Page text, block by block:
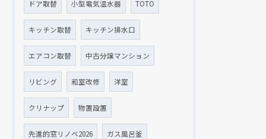
ドア取替 小型電気温水器 TOTO
キッチン取替 キッチン排水口
エアコン取替 中古分譲マンション
リビング 和室改修 洋室
クリナップ 物置設置
先進的窓リノベ2026 ガス風呂釜